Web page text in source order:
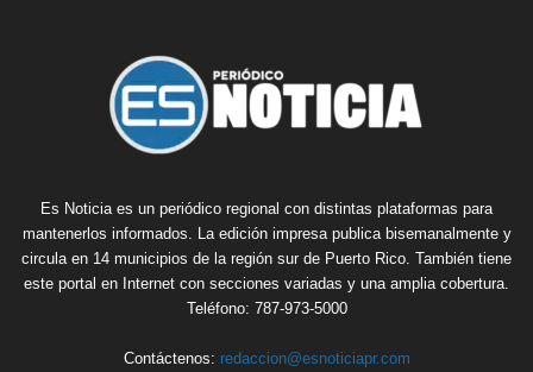
Es Noticia es un periódico regional con distintas plataformas para
mantenerlos informados. La edición impresa publica bisemanalmente y
circula en 14 municipios de la región sur de Puerto Rico. También tiene
este portal en Internet con secciones variadas y una amplia cobertura.
Teléfono: 787-973-5000
Contáctenos: redaccion@esnoticiapr.com